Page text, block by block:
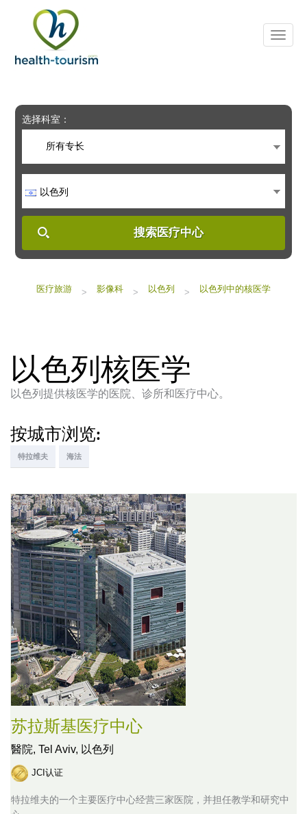
includes
system.
选择科室：
所有专长
以色列
搜索医疗中心
医疗旅游 > 影像科 > 以色列 > 以色列中的核医学
以色列核医学
以色列提供核医学的医院、诊所和医疗中心。
按城市浏览:
特拉维夫 海法
苏拉斯基医疗中心
醫院, Tel Aviv, 以色列
JCI认证
特拉维夫的一个主要医疗中心经营三家医院，并担任教学和研究中